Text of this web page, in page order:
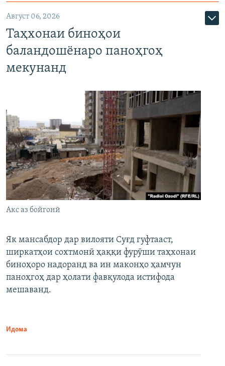
Август 06, 2026
Таҳхонаи биноҳои
баландошёнаро паноҳгоҳ
мекунанд
Акс аз бойгонӣ
Як мансабдор дар вилояти Суғд гуфтааст,
ширкатҳои сохтмонӣ ҳаққи фурӯши таҳхонаи
биноҳоро надоранд ва ин маконҳо ҳамчун
паноҳгоҳ дар ҳолати фавқулода истифода
мешаванд.
Идома